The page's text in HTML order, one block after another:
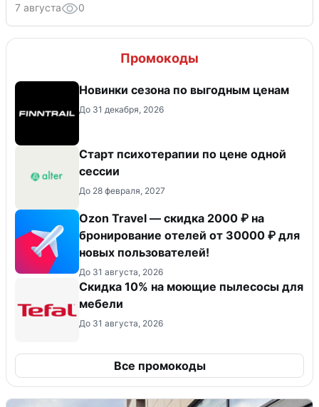
7 августа 0
Промокоды
Новинки сезона по выгодным ценам
До 31 декабря, 2026
Старт психотерапии по цене одной
сессии
До 28 февраля, 2027
Ozon Travel — скидка 2000 ₽ на
бронирование отелей от 30000 ₽ для
новых пользователей!
До 31 августа, 2026
Скидка 10% на моющие пылесосы для
мебели
До 31 августа, 2026
Все промокоды